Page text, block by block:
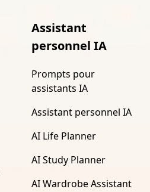
Assistant
personnel IA
Prompts pour
assistants IA
Assistant personnel IA
AI Life Planner
AI Study Planner
AI Wardrobe Assistant